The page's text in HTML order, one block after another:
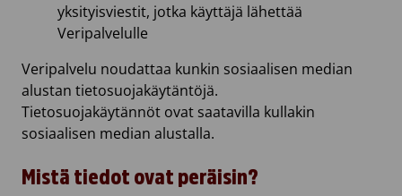
yksityisviestit, jotka käyttäjä lähettää
Veripalvelulle
Veripalvelu noudattaa kunkin sosiaalisen median
alustan tietosuojakäytäntöjä.
Tietosuojakäytännöt ovat saatavilla kullakin
sosiaalisen median alustalla.
Mistä tiedot ovat peräisin?